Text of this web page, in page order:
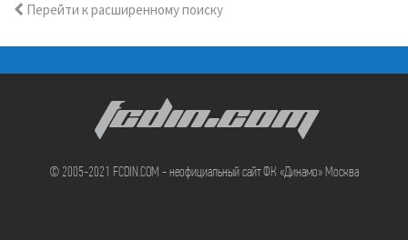
Перейти к расширенному поиску
FCDIN.COM
© 2005-2021 FCDIN.COM - неофициальный сайт ФК «Динамо» Москва